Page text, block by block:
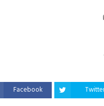
Facebook